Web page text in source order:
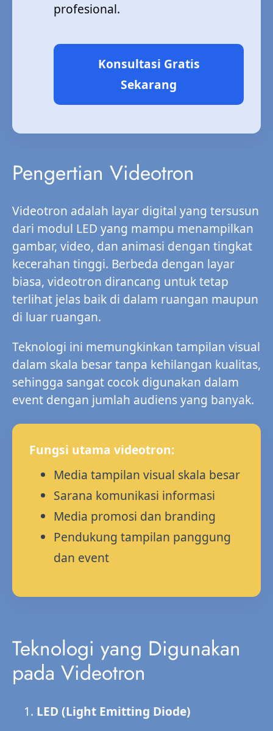
profesional.
Konsultasi Gratis
Sekarang
Pengertian Videotron
Videotron adalah layar digital yang tersusun
dari modul LED yang mampu menampilkan
gambar, video, dan animasi dengan tingkat
kecerahan tinggi. Berbeda dengan layar
biasa, videotron dirancang untuk tetap
terlihat jelas baik di dalam ruangan maupun
di luar ruangan.
Teknologi ini memungkinkan tampilan visual
dalam skala besar tanpa kehilangan kualitas,
sehingga sangat cocok digunakan dalam
event dengan jumlah audiens yang banyak.
Fungsi utama videotron:
Media tampilan visual skala besar
Sarana komunikasi informasi
Media promosi dan branding
Pendukung tampilan panggung
dan event
Teknologi yang Digunakan
pada Videotron
LED (Light Emitting Diode)